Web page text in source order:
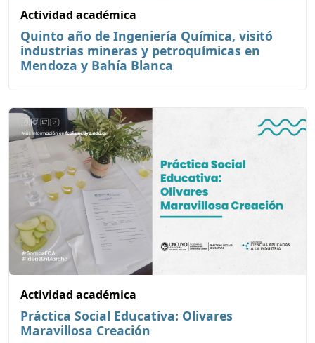
Actividad académica
Quinto año de Ingeniería Química, visitó
industrias mineras y petroquímicas en
Mendoza y Bahía Blanca
Actividad académica
Práctica Social Educativa: Olivares
Maravillosa Creación